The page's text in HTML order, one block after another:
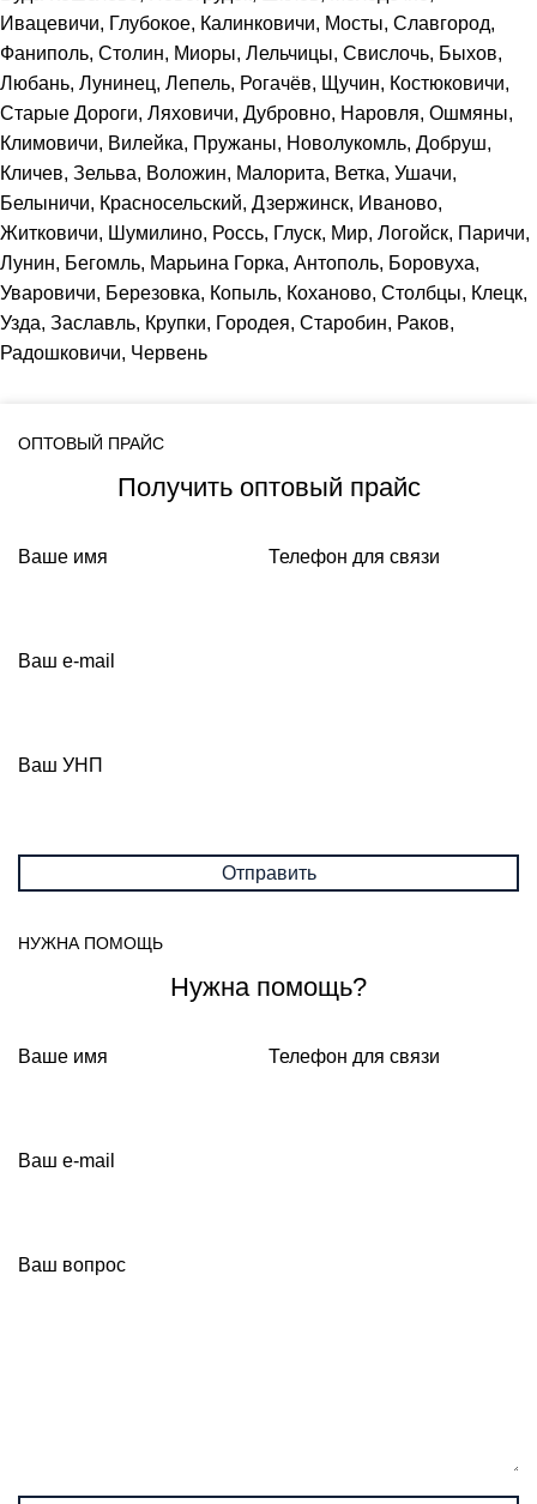
Ивацевичи, Глубокое, Калинковичи, Мосты, Славгород,
Фаниполь, Столин, Миоры, Лельчицы, Свислочь, Быхов,
Любань, Лунинец, Лепель, Рогачёв, Щучин, Костюковичи,
Старые Дороги, Ляховичи, Дубровно, Наровля, Ошмяны,
Климовичи, Вилейка, Пружаны, Новолукомль, Добруш,
Кличев, Зельва, Воложин, Малорита, Ветка, Ушачи,
Белыничи, Красносельский, Дзержинск, Иваново,
Житковичи, Шумилино, Россь, Глуск, Мир, Логойск, Паричи,
Лунин, Бегомль, Марьина Горка, Антополь, Боровуха,
Уваровичи, Березовка, Копыль, Коханово, Столбцы, Клецк,
Узда, Заславль, Крупки, Городея, Старобин, Раков,
Радошковичи, Червень
ОПТОВЫЙ ПРАЙС
Получить оптовый прайс
Ваше имя Телефон для связи
Ваш e-mail
Ваш УНП
НУЖНА ПОМОЩЬ
Нужна помощь?
Ваше имя Телефон для связи
Ваш e-mail
Ваш вопрос